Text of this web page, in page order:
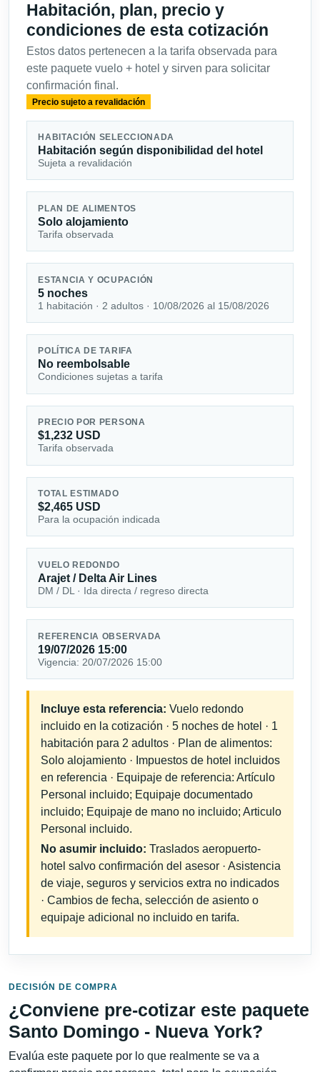
Habitación, plan, precio y
condiciones de esta cotización
Estos datos pertenecen a la tarifa observada para
este paquete vuelo + hotel y sirven para solicitar
confirmación final.
Precio sujeto a revalidación
HABITACIÓN SELECCIONADA
Habitación según disponibilidad del hotel
Sujeta a revalidación
PLAN DE ALIMENTOS
Solo alojamiento
Tarifa observada
ESTANCIA Y OCUPACIÓN
5 noches
1 habitación · 2 adultos · 10/08/2026 al 15/08/2026
POLÍTICA DE TARIFA
No reembolsable
Condiciones sujetas a tarifa
PRECIO POR PERSONA
$1,232 USD
Tarifa observada
TOTAL ESTIMADO
$2,465 USD
Para la ocupación indicada
VUELO REDONDO
Arajet / Delta Air Lines
DM / DL · Ida directa / regreso directa
REFERENCIA OBSERVADA
19/07/2026 15:00
Vigencia: 20/07/2026 15:00
Incluye esta referencia: Vuelo redondo
incluido en la cotización · 5 noches de hotel · 1
habitación para 2 adultos · Plan de alimentos:
Solo alojamiento · Impuestos de hotel incluidos
en referencia · Equipaje de referencia: Artículo
Personal incluido; Equipaje documentado
incluido; Equipaje de mano no incluido; Articulo
Personal incluido.
No asumir incluido: Traslados aeropuerto-
hotel salvo confirmación del asesor · Asistencia
de viaje, seguros y servicios extra no indicados
· Cambios de fecha, selección de asiento o
equipaje adicional no incluido en tarifa.
DECISIÓN DE COMPRA
¿Conviene pre-cotizar este paquete
Santo Domingo - Nueva York?
Evalúa este paquete por lo que realmente se va a